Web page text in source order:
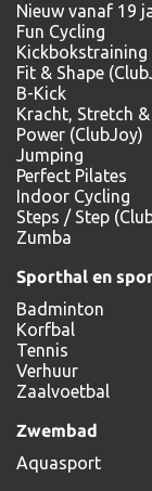
Nieuw vanaf 19
Fun Cycling
Kickbokstraining
Fit & Shape
B-Kick
Kracht, Stretch
Power (ClubJoy)
Jumping
Perfect Pilates
Indoor Cycling
Steps / Step
Zumba
Sporthal en
Badminton
Korfbal
Tennis
Verhuur
Zaalvoetbal
Zwembad
Aquasport